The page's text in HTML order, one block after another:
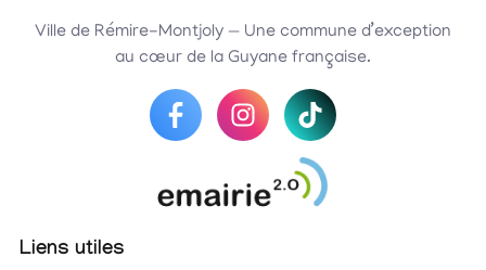
Ville de Rémire-Montjoly — Une commune d’exception
au cœur de la Guyane française.
Liens utiles